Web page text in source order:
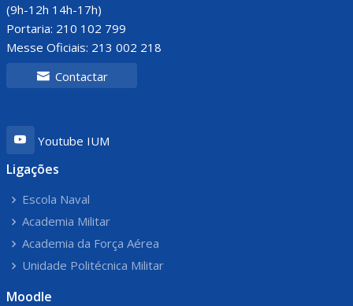
(9h-12h 14h-17h)
Portaria: 210 102 799
Messe Oficiais: 213 002 218
Contactar
Youtube IUM
Ligações
Escola Naval
Academia Militar
Academia da Força Aérea
Unidade Politécnica Militar
Moodle